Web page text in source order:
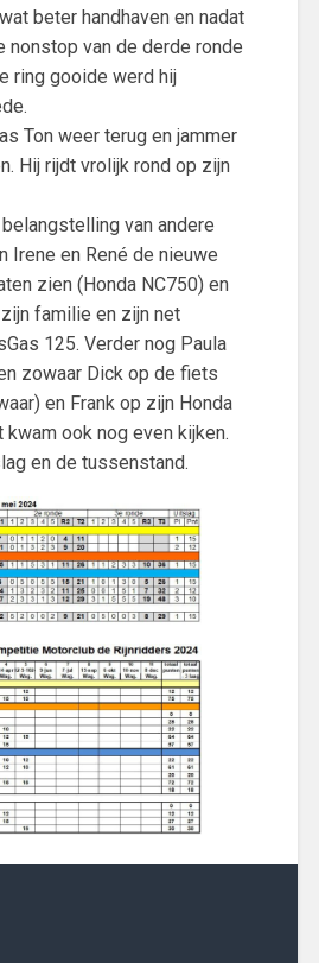
beter handhaven en nadat
nonstop van de derde ronde
ring gooide werd hij
Ton weer terug en jammer
Hij rijdt vrolijk rond op zijn
van andere
Irene en René de nieuwe
zien (Honda NC750) en
familie en zijn net
125. Verder nog Paula
zowaar Dick op de fiets
en Frank op zijn Honda
kwam ook nog even kijken.
en de tussenstand.